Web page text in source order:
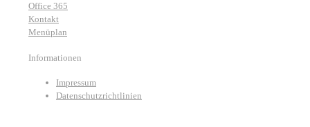
Office 365
Kontakt
Menüplan
Informationen
Impressum
Datenschutzrichtlinien